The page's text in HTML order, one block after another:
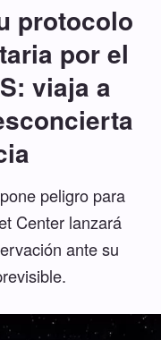
protocolo
por el
viaja a
peligro para
Center lanzará
ante su